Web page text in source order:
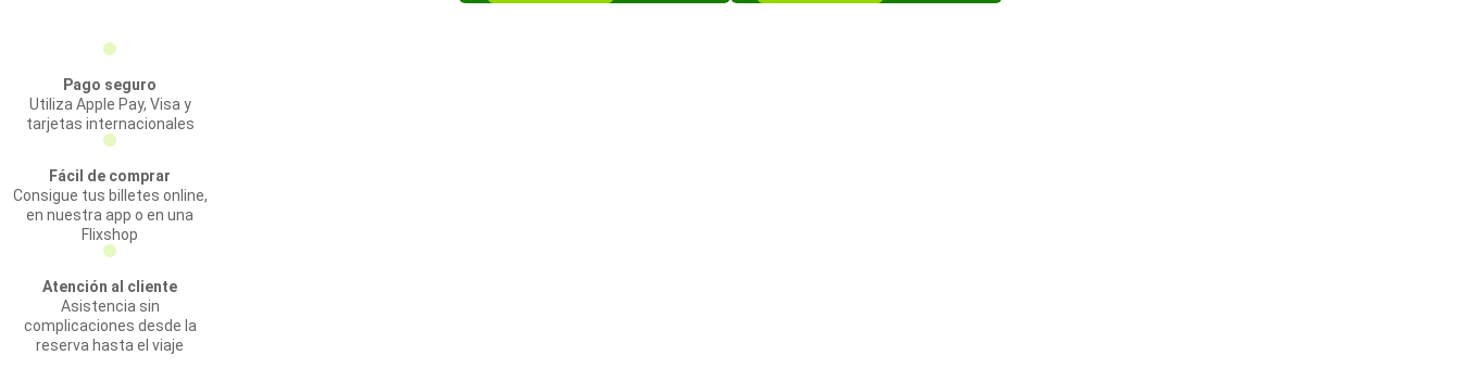
Pago seguro
Utiliza Apple Pay, Visa y
tarjetas internacionales
Fácil de comprar
Consigue tus billetes online,
en nuestra app o en una
Flixshop
Atención al cliente
Asistencia sin
complicaciones desde la
reserva hasta el viaje